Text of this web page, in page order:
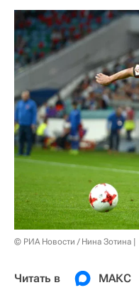
© РИА Новости / Нина Зотина
Читать в МАКС